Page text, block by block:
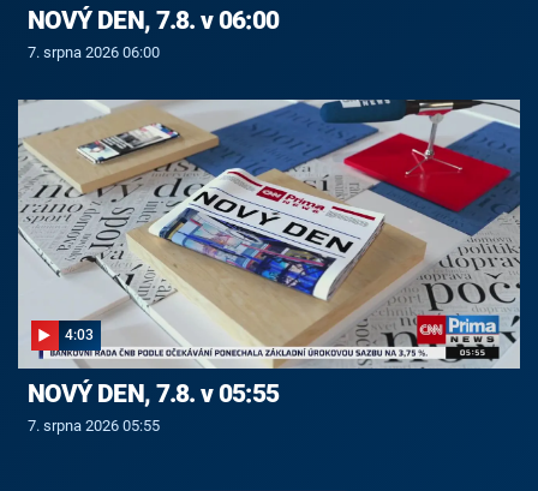
NOVÝ DEN, 7.8. v 06:00
7. srpna 2026 06:00
4:03
NOVÝ DEN, 7.8. v 05:55
7. srpna 2026 05:55